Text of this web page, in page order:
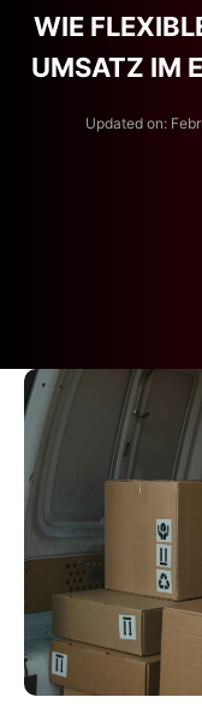
WIE
UMSATZ IM
Updated on: